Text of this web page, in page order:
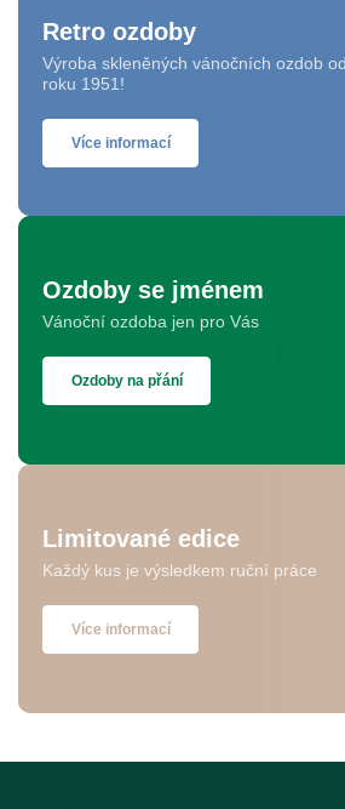
Retro ozdoby
Výroba skleněných vánočních ozdob od
roku 1951!
Více informací
Ozdoby se jménem
Vánoční ozdoba jen pro Vás
Ozdoby na přání
Limitované edice
Každý kus je výsledkem ruční práce
Více informací